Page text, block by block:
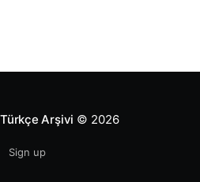
Arşivi © 2026
Sign up